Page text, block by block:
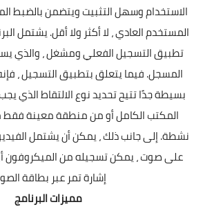
الاستخدام وسهل التثبيت ويتضمن بالضبط
المستخدم العادي ، لا أكثر ولا أقل. يشتمل
تطبيق التسجيل الفعلي ومشغل ، والذي
المسجل. فيما يتعلق بتطبيق التسجيل ،
بسيطة جدًا تتيح تحديد نوع الالتقاط الذي
المكتب الكامل أو من منطقة معينة فقط
نشطة. إلى جانب ذلك ، يمكن أن يشتمل
على صوت ، يمكن تسجيله من الميكروفون
إشارة تمر عبر بطاقة
مميزات البرنامج